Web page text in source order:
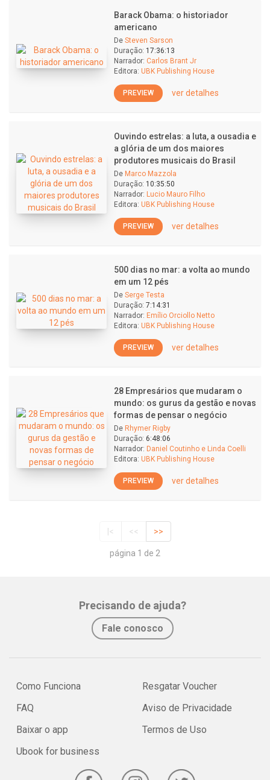
Barack Obama: o historiador
americano
De Steven Sarson
Duração: 17:36:13
Narrador: Carlos Brant Jr
Editora: UBK Publishing House
PREVIEW ver detalhes
Ouvindo estrelas: a luta, a ousadia e
a glória de um dos maiores
produtores musicais do Brasil
De Marco Mazzola
Duração: 10:35:50
Narrador: Lucio Mauro Filho
Editora: UBK Publishing House
PREVIEW ver detalhes
500 dias no mar: a volta ao mundo
em um 12 pés
De Serge Testa
Duração: 7:14:31
Narrador: Emílio Orciollo Netto
Editora: UBK Publishing House
PREVIEW ver detalhes
28 Empresários que mudaram o
mundo: os gurus da gestão e novas
formas de pensar o negócio
De Rhymer Rigby
Duração: 6:48:06
Narrador: Daniel Coutinho e Linda Coelli
Editora: UBK Publishing House
PREVIEW ver detalhes
|< << >>
página 1 de 2
Precisando de ajuda?
Fale conosco
Como Funciona
FAQ
Baixar o app
Ubook for business
Resgatar Voucher
Aviso de Privacidade
Termos de Uso